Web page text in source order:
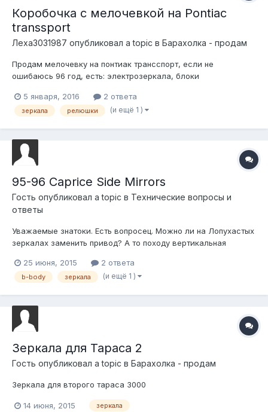
Коробочка с мелочевкой на Pontiac
transsport
Леха3031987 опубликовал a topic в Барахолка - продам
Продам мелочевку на понтиак трансспорт, если не
ошибаюсь 96 год, есть: электрозеркала, блоки
включения фар) лягушки на педали, лючок бензобака, какие
то релюшки,еще какая то мелочь и три задних боковых
5 января, 2016 2 ответа
зеркала релюшки (и ещё 1 )
95-96 Caprice Side Mirrors
Гость опубликовал a topic в Технические вопросы и
ответы
Уважаемые знатоки. Есть вопросец. Можно ли на Лопухастых
зеркалах заменить привод? А то походу вертикальная
25 июня, 2015
2 ответа
b-body зеркала (и ещё 1 )
Зеркала для Тараса 2
Гость опубликовал a topic в Барахолка - продам
Зеркала для второго тараса 3000
14 июня, 2015 зеркала